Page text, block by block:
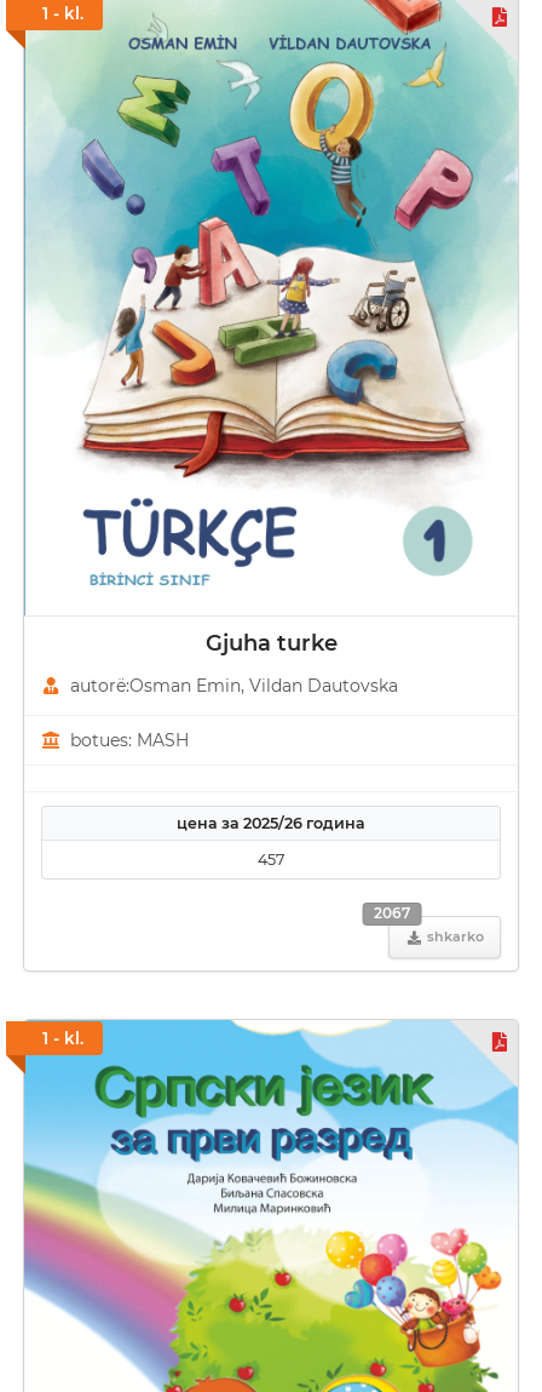
1 - kl.
Gjuha turke
autorë:Osman Emin, Vildan Dautovska
botues: MASH
цена за 2025/26 година
457
shkarko
2067
1 - kl.